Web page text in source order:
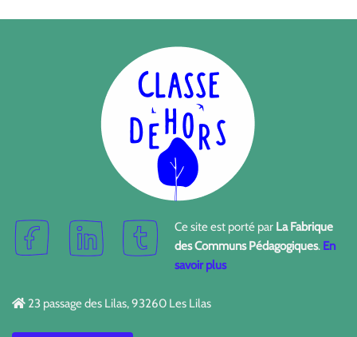
Ce site est porté par La Fabrique
des Communs Pédagogiques. En
savoir plus
23 passage des Lilas, 93260 Les Lilas